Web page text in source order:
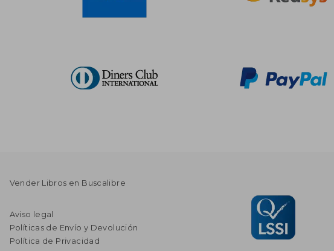
Vender Libros en Buscalibre
Aviso legal
Políticas de Envío y Devolución
Política de Privacidad